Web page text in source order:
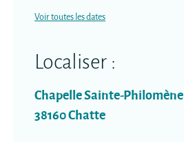
Voir toutes les dates
Localiser :
Chapelle Sainte-Philomène
38160Chatte